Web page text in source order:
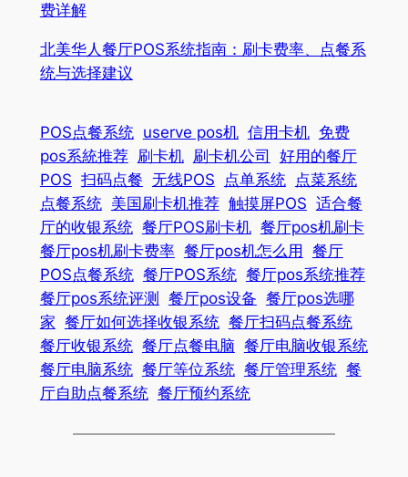
费详解
北美华人餐厅POS系统指南：刷卡费率、点餐系
统与选择建议
POS点餐系统 userve pos机 信用卡机 免费
pos系統推荐 刷卡机 刷卡机公司
好用的餐厅
POS 扫码点餐 无线POS 点单系统
点菜系统
点餐系统 美国刷卡机推荐 触摸屏POS 适合餐
厅的收银系统 餐厅POS刷卡机 餐厅pos机刷卡
餐厅pos机刷卡费率 餐厅pos机怎么用
餐厅
POS点餐系统 餐厅POS系统 餐厅pos系统推荐
餐厅pos系统评测
餐厅pos设备 餐厅pos选哪
家 餐厅如何选择收银系统 餐厅扫码点餐系统
餐厅收银系统 餐厅点餐电脑 餐厅电脑收银系统
餐厅电脑系统 餐厅等位系统 餐厅管理系统 餐
厅自助点餐系统 餐厅预约系统